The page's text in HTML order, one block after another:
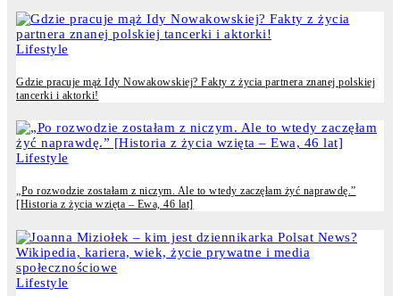
Lifestyle
Gdzie pracuje mąż Idy Nowakowskiej? Fakty z życia partnera znanej polskiej
tancerki i aktorki!
Lifestyle
„Po rozwodzie zostałam z niczym. Ale to wtedy zaczęłam żyć naprawdę.”
[Historia z życia wzięta – Ewa, 46 lat]
Lifestyle